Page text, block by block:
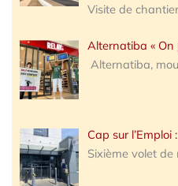
Visite de
Alternatiba « On
Alternatiba,
Cap sur
Sixième volet